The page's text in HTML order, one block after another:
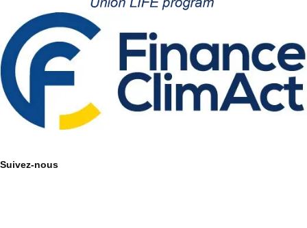
Suivez-nous